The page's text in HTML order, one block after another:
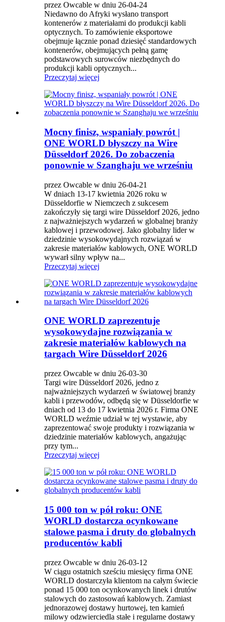
przez Owcable w dniu 26-04-24
Niedawno do Afryki wysłano transport
kontenerów z materiałami do produkcji kabli
optycznych. To zamówienie eksportowe
obejmuje łącznie ponad dziesięć standardowych
kontenerów, obejmujących pełną gamę
podstawowych surowców niezbędnych do
produkcji kabli optycznych...
Przeczytaj więcej
Mocny finisz, wspaniały powrót |
ONE WORLD błyszczy na Wire
Düsseldorf 2026. Do zobaczenia
ponownie w Szanghaju we wrześniu
przez Owcable w dniu 26-04-21
W dniach 13-17 kwietnia 2026 roku w
Düsseldorfie w Niemczech z sukcesem
zakończyły się targi wire Düsseldorf 2026, jedno
z najważniejszych wydarzeń w globalnej branży
kablowej i przewodowej. Jako globalny lider w
dziedzinie wysokowydajnych rozwiązań w
zakresie materiałów kablowych, ONE WORLD
wywarł silny wpływ na...
Przeczytaj więcej
ONE WORLD zaprezentuje
wysokowydajne rozwiązania w
zakresie materiałów kablowych na
targach Wire Düsseldorf 2026
przez Owcable w dniu 26-03-30
Targi wire Düsseldorf 2026, jedno z
najważniejszych wydarzeń w światowej branży
kabli i przewodów, odbędą się w Düsseldorfie w
dniach od 13 do 17 kwietnia 2026 r. Firma ONE
WORLD weźmie udział w tej wystawie, aby
zaprezentować swoje produkty i rozwiązania w
dziedzinie materiałów kablowych, angażując
przy tym...
Przeczytaj więcej
15 000 ton w pół roku: ONE
WORLD dostarcza ocynkowane
stalowe pasma i druty do globalnych
producentów kabli
przez Owcable w dniu 26-03-12
W ciągu ostatnich sześciu miesięcy firma ONE
WORLD dostarczyła klientom na całym świecie
ponad 15 000 ton ocynkowanych linek i drutów
stalowych do zastosowań kablowych. Zamiast
jednorazowej dostawy hurtowej, ten kamień
milowy odzwierciedla stałe i regularne dostawy